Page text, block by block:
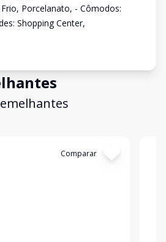
Porcelanato, - Cômodos:
Shopping Center,
Comparar